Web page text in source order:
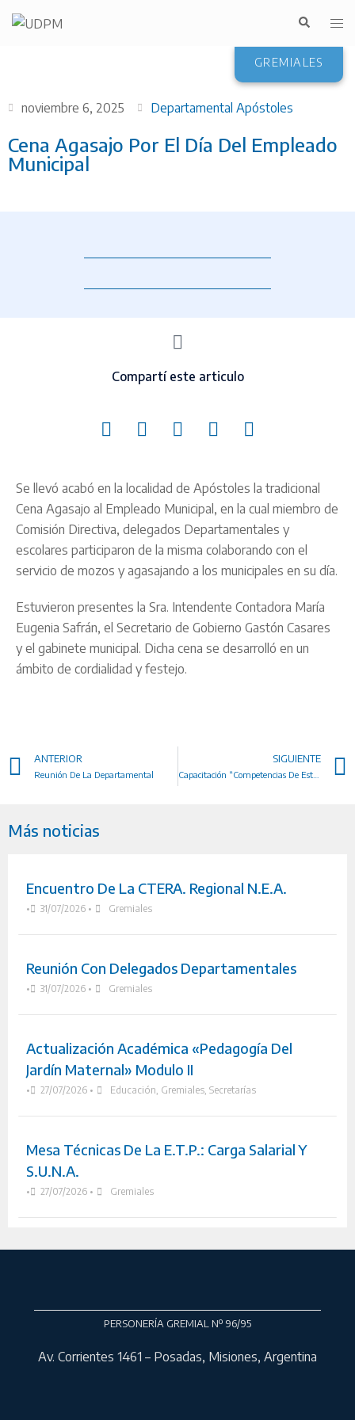
GREMIALES
noviembre 6, 2025 Departamental Apóstoles
Cena Agasajo Por El Día Del Empleado
Municipal
Compartí este articulo
Se llevó acabó en la localidad de Apóstoles la tradicional
Cena Agasajo al Empleado Municipal, en la cual miembro de
Comisión Directiva, delegados Departamentales y
escolares participaron de la misma colaborando con el
servicio de mozos y agasajando a los municipales en su día.
Estuvieron presentes la Sra. Intendente Contadora María
Eugenia Safrán, el Secretario de Gobierno Gastón Casares
y el gabinete municipal. Dicha cena se desarrolló en un
ámbito de cordialidad y festejo.
ANTERIOR
Reunión De La Departamental
SIGUIENTE
Capacitación “Competencias De Estudiantes Y Desempeño Docente En La ETP”
Más noticias
Encuentro De La CTERA. Regional N.E.A.
• 31/07/2026 • Gremiales
Reunión Con Delegados Departamentales
• 31/07/2026 • Gremiales
Actualización Académica «Pedagogía Del
Jardín Maternal» Modulo II
• 27/07/2026 • Educación Gremiales, Secretarías
Mesa Técnicas De La E.T.P.: Carga Salarial Y
S.U.N.A.
• 27/07/2026 • Gremiales
PERSONERÍA GREMIAL Nº 96/95
Av. Corrientes 1461 – Posadas, Misiones, Argentina